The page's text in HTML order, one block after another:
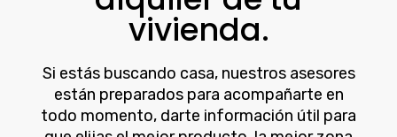
vivienda.
Si estás buscando casa, nuestros asesores
están preparados para acompañarte en
todo momento, darte información útil para